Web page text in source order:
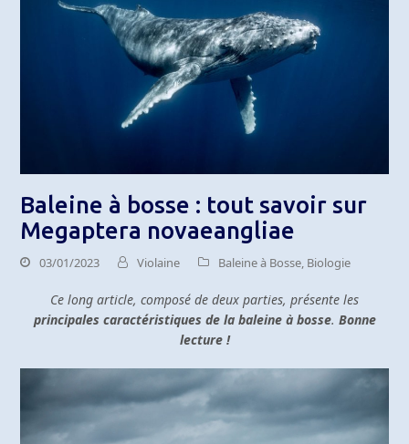
Baleine à bosse : tout savoir sur
Megaptera novaeangliae
03/01/2023 Violaine Baleine à Bosse, Biologie
Ce long article, composé de deux parties, présente les
principales caractéristiques de la baleine à bosse. Bonne
lecture !